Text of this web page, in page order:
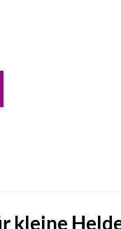
kleine